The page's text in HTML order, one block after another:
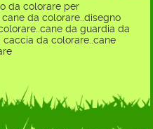
da colorare per
da colorare..disegno
da guardia da
caccia da colorare..cane